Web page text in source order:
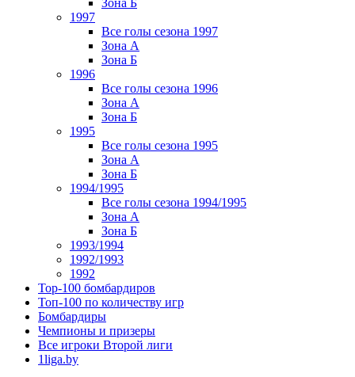
Зона Б
1997
Все голы сезона 1997
Зона А
Зона Б
1996
Все голы сезона 1996
Зона А
Зона Б
1995
Все голы сезона 1995
Зона А
Зона Б
1994/1995
Все голы сезона 1994/1995
Зона А
Зона Б
1993/1994
1992/1993
1992
Top-100 бомбардиров
Топ-100 по количеству игр
Бомбардиры
Чемпионы и призеры
Все игроки Второй лиги
1liga.by